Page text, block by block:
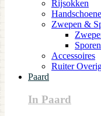
Rijsokken
Zwepen &
Accessoires
Ruiter
Paard
In Paard